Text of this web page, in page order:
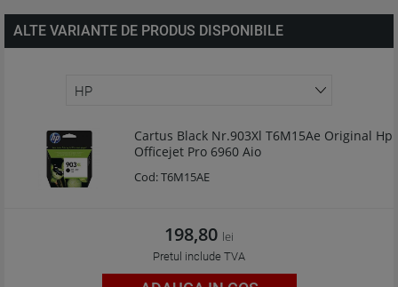
ALTE VARIANTE DE PRODUS DISPONIBILE
Cartus Black Nr.903Xl T6M15Ae Original Hp
Officejet Pro 6960 Aio
Cod:T6M15AE
198,80 lei
Pretul include TVA